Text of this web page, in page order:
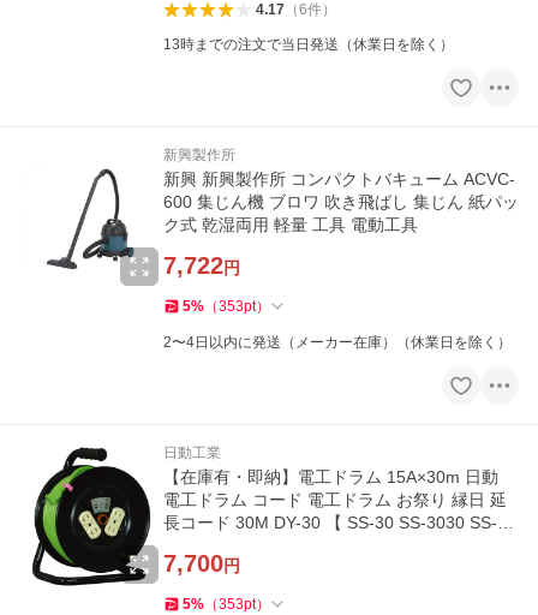
4.17（6件）
13時までの注文で当日発送（休業日を除く）
新興製作所
新興 新興製作所 コンパクトバキューム ACVC-
600 集じん機 ブロワ 吹き飛ばし 集じん 紙パッ
ク式 乾湿両用 軽量 工具 電動工具
7,722円
5% （353pt）
2〜4日以内に発送（メーカー在庫）（休業日を除く）
日動工業
【在庫有・即納】電工ドラム 15A×30m 日動
電工ドラム コード 電工ドラム お祭り 縁日 延
長コード 30M DY-30 【 SS-30 SS-3030 SS-30
7,700円
5% （353pt）